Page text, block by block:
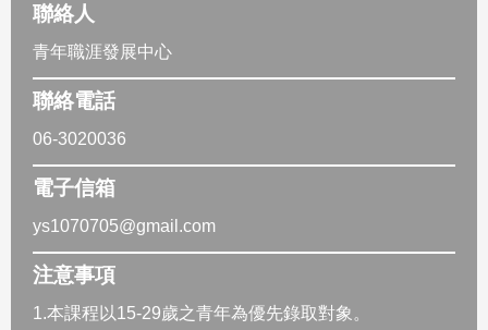
聯絡人
青年職涯發展中心
聯絡電話
06-3020036
電子信箱
ys1070705@gmail.com
注意事項
1.本課程以15-29歲之青年為優先錄取對象。